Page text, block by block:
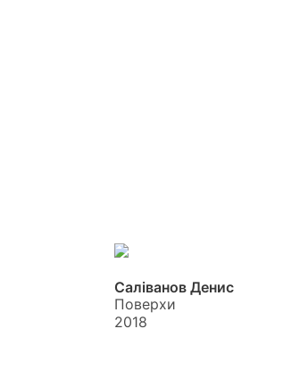
Саліванов Денис
Поверхи
2018